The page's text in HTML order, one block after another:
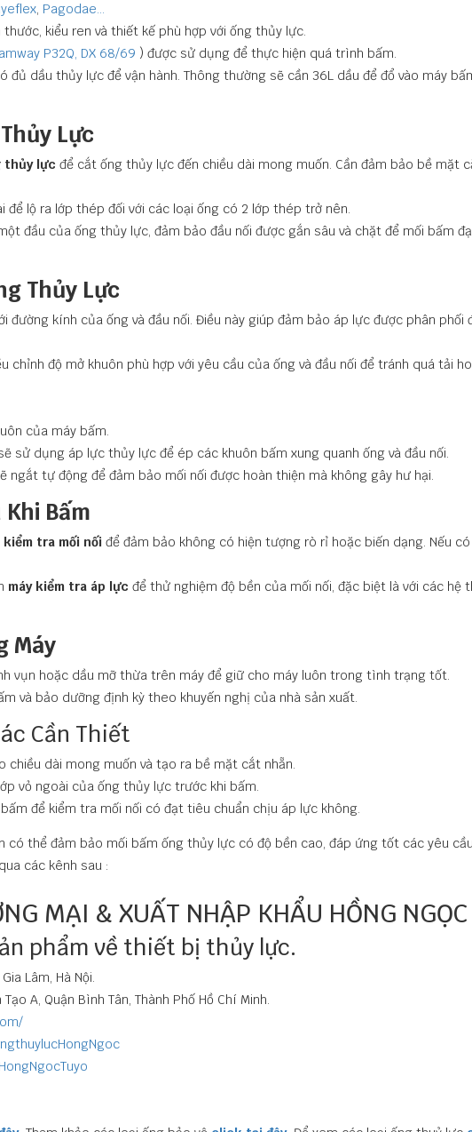
, Pagodae...
thước, kiểu ren và thiết kế phù hợp với ống thủy lực.
P32Q, DX 68/69 ) được sử dụng để thực hiện quá trình bấm.
đủ dầu thủy lực để vận hành. Thông thường sẽ cần 36L dầu để đổ vào máy
Lực
thủy lực để cắt ống thủy lực đến chiều dài mong muốn. Cần đảm bảo bề mặt
để lộ ra lớp thép đối với các loại ống có 2 lớp thép trở nên.
đầu của ống thủy lực, đảm bảo đầu nối được gắn sâu và chặt để mối bấm
Thủy Lực
đường kính của ống và đầu nối. Điều này giúp đảm bảo áp lực được phân phối
chỉnh độ mở khuôn phù hợp với yêu cầu của ống và đầu nối để tránh quá tải
của máy bấm.
sử dụng áp lực thủy lực để ép các khuôn bấm xung quanh ống và đầu nối.
ngắt tự động để đảm bảo mối nối được hoàn thiện mà không gây hư hại.
Bấm
kiểm tra mối nối để đảm bảo không có hiện tượng rò rỉ hoặc biến dạng. Nếu
máy kiểm tra áp lực để thử nghiệm độ bền của mối nối, đặc biệt là với các hệ
Máy
vụn hoặc dầu mỡ thừa trên máy để giữ cho máy luôn trong tình trạng tốt.
và bảo dưỡng định kỳ theo khuyến nghị của nhà sản xuất.
Cần Thiết
chiều dài mong muốn và tạo ra bề mặt cắt nhẵn.
vỏ ngoài của ống thủy lực trước khi bấm.
để kiểm tra mối nối có đạt tiêu chuẩn chịu áp lực không.
có thể đảm bảo mối bấm ống thủy lực có độ bền cao, đáp ứng tốt các yêu
các kênh sau :
MẠI & XUẤT NHẬP KHẨU HỒNG NGỌC
phẩm về thiết bị thủy lực.
Lâm, Hà Nội.
A, Quận Bình Tân, Thành Phố Hồ Chí Minh.